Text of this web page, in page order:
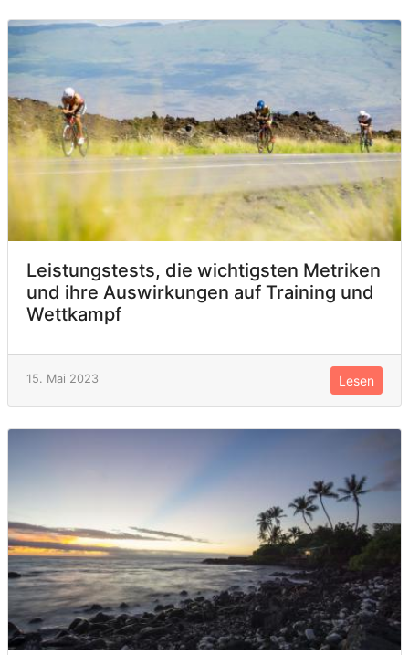
Leistungstests, die wichtigsten Metriken
und ihre Auswirkungen auf Training und
Wettkampf
15. Mai 2023 Lesen